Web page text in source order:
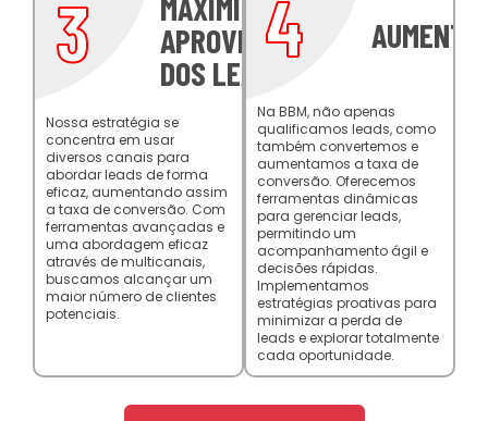
3
APROVEITAMENTO
DOS LEADS
Nossa estratégia se
concentra em usar
diversos canais para
abordar leads de forma
eficaz, aumentando assim
a taxa de conversão. Com
ferramentas avançadas e
uma abordagem eficaz
através de multicanais,
buscamos alcançar um
maior número de clientes
potenciais.
4
Na BBM, não apenas
qualificamos leads, como
também convertemos e
aumentamos a taxa de
conversão. Oferecemos
ferramentas dinâmicas
para gerenciar leads,
permitindo um
acompanhamento ágil e
decisões rápidas.
Implementamos
estratégias proativas para
minimizar a perda de
leads e explorar totalmente
cada oportunidade.